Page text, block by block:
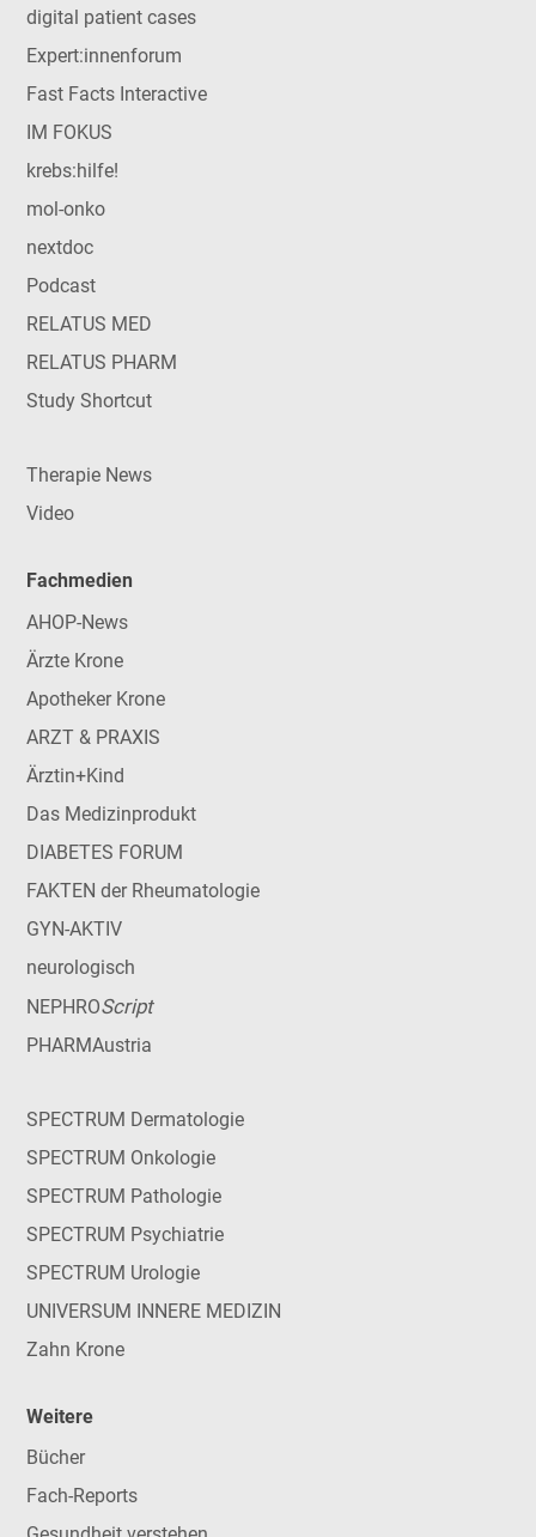
digital patient cases
Expert:innenforum
Fast Facts Interactive
IM FOKUS
krebs:hilfe!
mol-onko
nextdoc
Podcast
RELATUS MED
RELATUS PHARM
Study Shortcut
Therapie News
Video
Fachmedien
AHOP-News
Ärzte Krone
Apotheker Krone
ARZT & PRAXIS
Ärztin+Kind
Das Medizinprodukt
DIABETES FORUM
FAKTEN der Rheumatologie
GYN-AKTIV
neurologisch
NEPHROScript
PHARMAustria
SPECTRUM Dermatologie
SPECTRUM Onkologie
SPECTRUM Pathologie
SPECTRUM Psychiatrie
SPECTRUM Urologie
UNIVERSUM INNERE MEDIZIN
Zahn Krone
Weitere
Bücher
Fach-Reports